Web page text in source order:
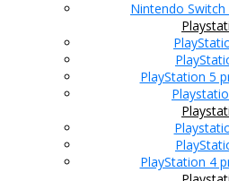
Nintendo
PlayStation 5
PlayStation 4